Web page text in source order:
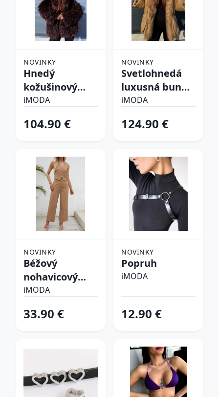
NOVINKY
Hnedý
kožušinový
kabát CHOCO
iMODA
104.90 €
NOVINKY
Svetlohnedá
luxusná bunda
s kožušinou
iMODA
124.90 €
NOVINKY
Béžový
nohavicový
komplet
iMODA
33.90 €
NOVINKY
Popruh
iMODA
12.90 €